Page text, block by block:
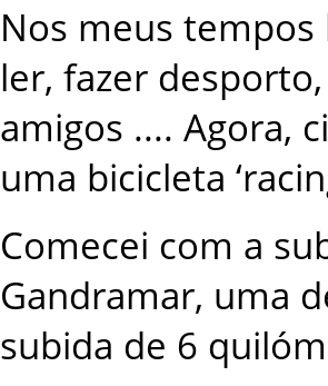
Nos meus tempos
ler, fazer desporto,
amigos .... Agora,
uma bicicleta ‘
Comecei com a
Gandramar, uma
subida de 6